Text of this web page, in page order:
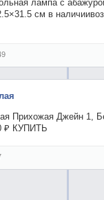
лампа с
см в
Прихожая Джейн 1,
₽ КУПИТЬ